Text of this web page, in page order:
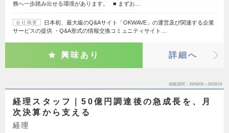
務へ一歩踏み出せる環境があります。 ■ まずお…
会社概要
日本初、最大級のQ&Aサイト「OKWAVE」の運営及び関連する企業
サービスの提供 ・Q&A形式の情報交換コミュニティサイト…
興味あり 詳細へ
掲載期間 26/08/06～26/08/19
経理スタッフ｜50億円調達後の急成長を、月
次決算から支える
経理